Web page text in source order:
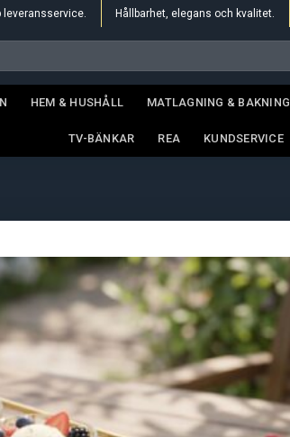
leveransservice. Hållbarhet, elegans och kvalitet.
HEM & HUSHÅLL MATLAGNING & BAKNING
TV-BÄNKAR REA KUNDSERVICE